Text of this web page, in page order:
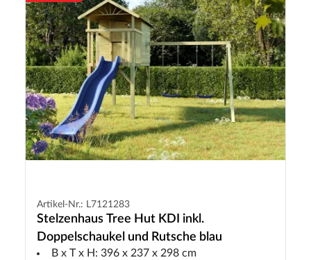
Artikel-Nr.: L7121283
Stelzenhaus Tree Hut KDI inkl.
Doppelschaukel und Rutsche blau
B x T x H: 396 x 237 x 298 cm